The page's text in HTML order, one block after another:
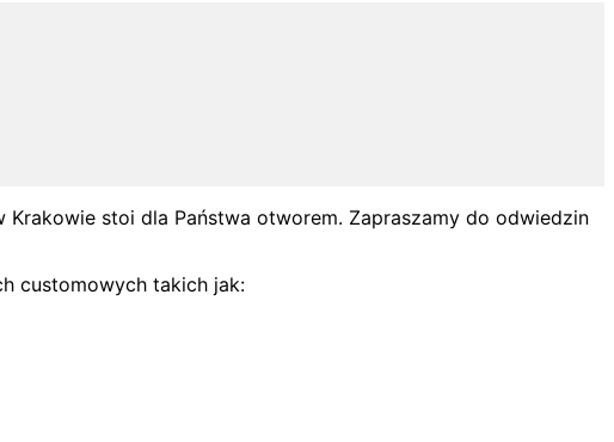
stoi dla Państwa otworem. Zapraszamy do odwiedzin
customowych takich jak: